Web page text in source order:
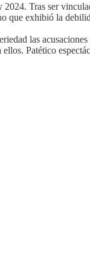
Tras ser
que exhibió la
las
Patético